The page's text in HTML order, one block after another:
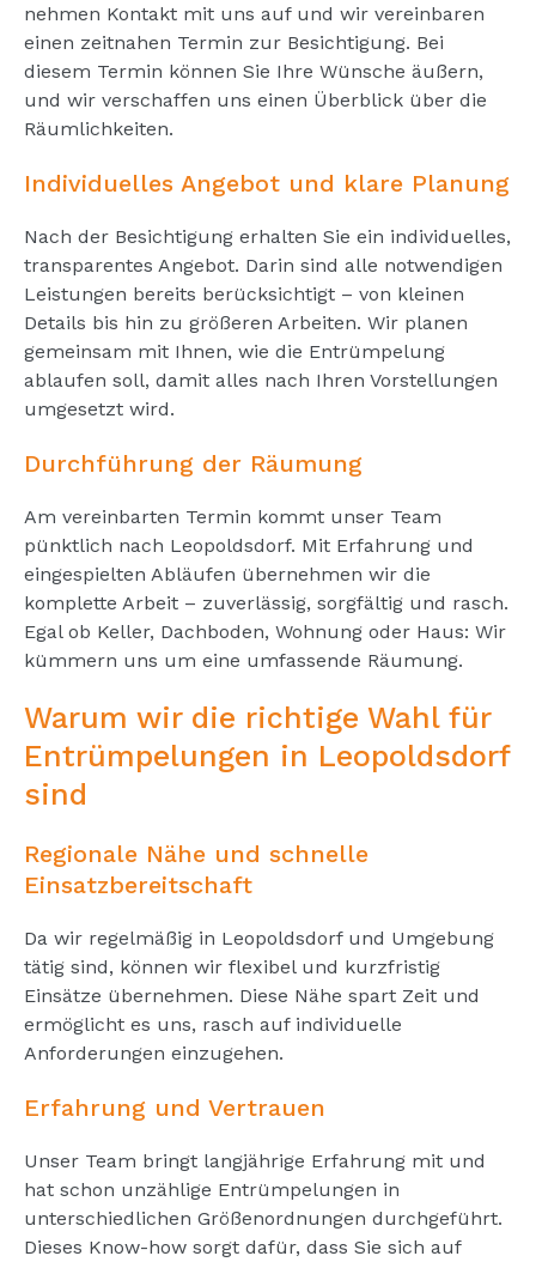
nehmen Kontakt mit uns auf und wir vereinbaren
einen zeitnahen Termin zur Besichtigung. Bei
diesem Termin können Sie Ihre Wünsche äußern,
und wir verschaffen uns einen Überblick über die
Räumlichkeiten.
Individuelles Angebot und klare Planung
Nach der Besichtigung erhalten Sie ein individuelles,
transparentes Angebot. Darin sind alle notwendigen
Leistungen bereits berücksichtigt – von kleinen
Details bis hin zu größeren Arbeiten. Wir planen
gemeinsam mit Ihnen, wie die Entrümpelung
ablaufen soll, damit alles nach Ihren Vorstellungen
umgesetzt wird.
Durchführung der Räumung
Am vereinbarten Termin kommt unser Team
pünktlich nach Leopoldsdorf. Mit Erfahrung und
eingespielten Abläufen übernehmen wir die
komplette Arbeit – zuverlässig, sorgfältig und rasch.
Egal ob Keller, Dachboden, Wohnung oder Haus: Wir
kümmern uns um eine umfassende Räumung.
Warum wir die richtige Wahl für
Entrümpelungen in Leopoldsdorf
sind
Regionale Nähe und schnelle
Einsatzbereitschaft
Da wir regelmäßig in Leopoldsdorf und Umgebung
tätig sind, können wir flexibel und kurzfristig
Einsätze übernehmen. Diese Nähe spart Zeit und
ermöglicht es uns, rasch auf individuelle
Anforderungen einzugehen.
Erfahrung und Vertrauen
Unser Team bringt langjährige Erfahrung mit und
hat schon unzählige Entrümpelungen in
unterschiedlichen Größenordnungen durchgeführt.
Dieses Know-how sorgt dafür, dass Sie sich auf